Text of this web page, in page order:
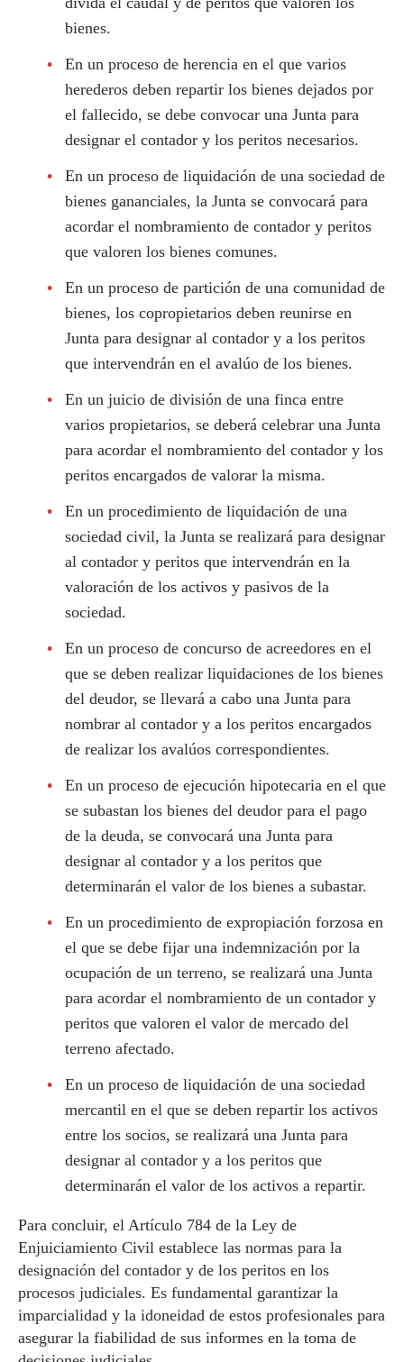
bienes.
En un proceso de herencia en el que varios
herederos deben repartir los bienes dejados por
el fallecido, se debe convocar una Junta para
designar el contador y los peritos necesarios.
En un proceso de liquidación de una sociedad de
bienes gananciales, la Junta se convocará para
acordar el nombramiento de contador y peritos
que valoren los bienes comunes.
En un proceso de partición de una comunidad de
bienes, los copropietarios deben reunirse en
Junta para designar al contador y a los peritos
que intervendrán en el avalúo de los bienes.
En un juicio de división de una finca entre
varios propietarios, se deberá celebrar una Junta
para acordar el nombramiento del contador y los
peritos encargados de valorar la misma.
En un procedimiento de liquidación de una
sociedad civil, la Junta se realizará para designar
al contador y peritos que intervendrán en la
valoración de los activos y pasivos de la
sociedad.
En un proceso de concurso de acreedores en el
que se deben realizar liquidaciones de los bienes
del deudor, se llevará a cabo una Junta para
nombrar al contador y a los peritos encargados
de realizar los avalúos correspondientes.
En un proceso de ejecución hipotecaria en el que
se subastan los bienes del deudor para el pago
de la deuda, se convocará una Junta para
designar al contador y a los peritos que
determinarán el valor de los bienes a subastar.
En un procedimiento de expropiación forzosa en
el que se debe fijar una indemnización por la
ocupación de un terreno, se realizará una Junta
para acordar el nombramiento de un contador y
peritos que valoren el valor de mercado del
terreno afectado.
En un proceso de liquidación de una sociedad
mercantil en el que se deben repartir los activos
entre los socios, se realizará una Junta para
designar al contador y a los peritos que
determinarán el valor de los activos a repartir.
Para concluir, el Artículo 784 de la Ley de
Enjuiciamiento Civil establece las normas para la
designación del contador y de los peritos en los
procesos judiciales. Es fundamental garantizar la
imparcialidad y la idoneidad de estos profesionales para
asegurar la fiabilidad de sus informes en la toma de